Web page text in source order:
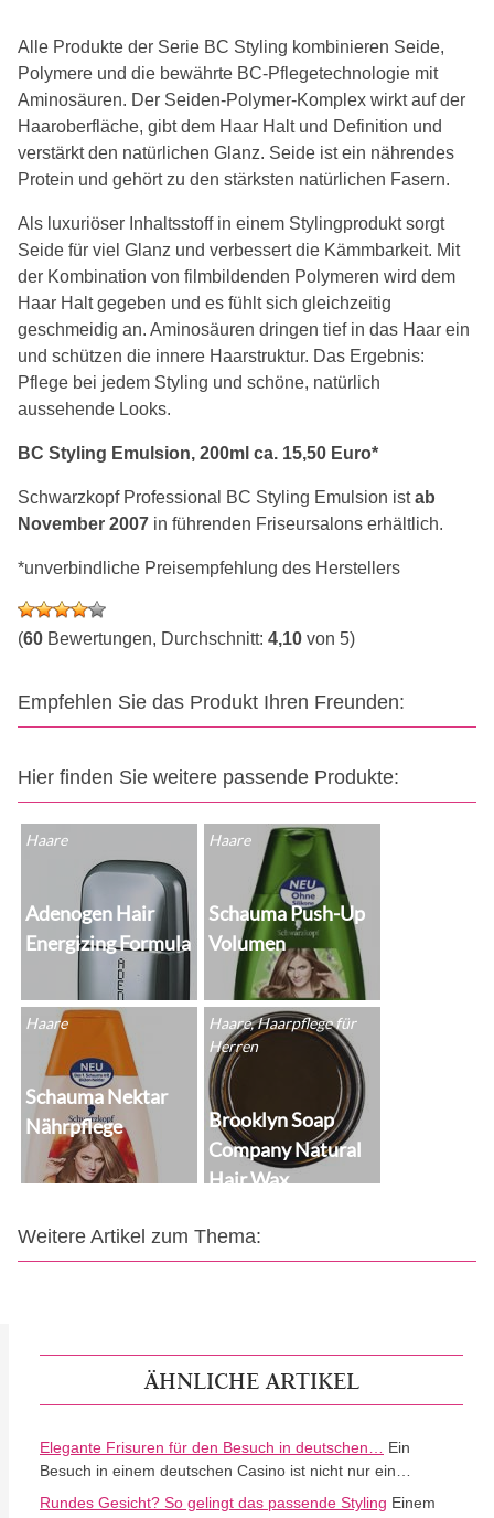
Alle Produkte der Serie BC Styling kombinieren Seide,
Polymere und die bewährte BC-Pflegetechnologie mit
Aminosäuren. Der Seiden-Polymer-Komplex wirkt auf der
Haaroberfläche, gibt dem Haar Halt und Definition und
verstärkt den natürlichen Glanz. Seide ist ein nährendes
Protein und gehört zu den stärksten natürlichen Fasern.
Als luxuriöser Inhaltsstoff in einem Stylingprodukt sorgt
Seide für viel Glanz und verbessert die Kämmbarkeit. Mit
der Kombination von filmbildenden Polymeren wird dem
Haar Halt gegeben und es fühlt sich gleichzeitig
geschmeidig an. Aminosäuren dringen tief in das Haar ein
und schützen die innere Haarstruktur. Das Ergebnis:
Pflege bei jedem Styling und schöne, natürlich
aussehende Looks.
BC Styling Emulsion, 200ml ca. 15,50 Euro*
Schwarzkopf Professional BC Styling Emulsion istab
November 2007 in führenden Friseursalons erhältlich.
*unverbindliche Preisempfehlung des Herstellers
(60 Bewertungen, Durchschnitt: 4,10 von 5)
Empfehlen Sie das Produkt Ihren Freunden:
Hier finden Sie weitere passende Produkte:
Haare
Adenogen Hair
Energizing Formula
Haare
Schauma Push-Up
Volumen
Haare
Schauma Nektar
Nährpflege
Haare, Haarpflege für
Herren
Brooklyn Soap
Company Natural
Hair Wax
Weitere Artikel zum Thema:
ÄHNLICHE ARTIKEL
Elegante Frisuren für den Besuch in deutschen…
Ein
Besuch in einem deutschen Casino ist nicht nur ein…
Rundes Gesicht? So gelingt das passende Styling Einem